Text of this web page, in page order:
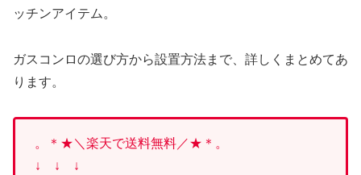
ッチンアイテム。
ガスコンロの選び方から設置方法まで、詳しくまとめてあ
ります。
。＊★＼楽天で送料無料／★＊。
↓ ↓ ↓